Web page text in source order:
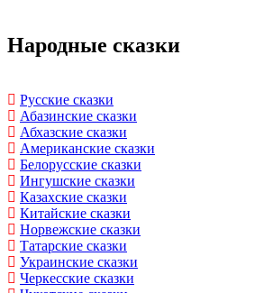
Народные сказки
Русские сказки
Абазинские сказки
Абхазские сказки
Американские сказки
Белорусские сказки
Ингушские сказки
Казахские сказки
Китайские сказки
Норвежские сказки
Татарские сказки
Украинские сказки
Черкесские сказки